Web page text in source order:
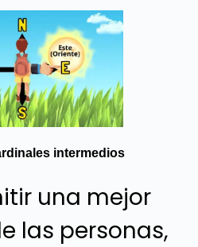
intermedios
una mejor
las personas,